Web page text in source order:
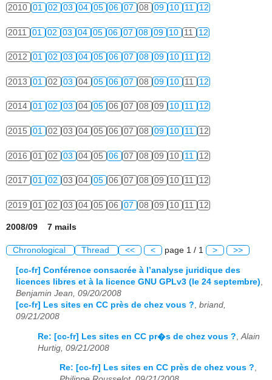
2010 01 02 03 04 05 06 07 08 09 10 11 12
2011 01 02 03 04 05 06 07 08 09 10 11 12
2012 01 02 03 04 05 06 07 08 09 10 11 12
2013 01 02 03 04 05 06 07 08 09 10 11 12
2014 01 02 03 04 05 06 07 08 09 10 11 12
2015 01 02 03 04 05 06 07 08 09 10 11 12
2016 01 02 03 04 05 06 07 08 09 10 11 12
2017 01 02 03 04 05 06 07 08 09 10 11 12
2019 01 02 03 04 05 06 07 08 09 10 11 12
2008/09 7 mails
Chronological Thread << < page 1 / 1 > >>
[cc-fr] Conférence consacrée à l’analyse juridique des
licences libres et à la licence GNU GPLv3 (le 24 septembre),
Benjamin Jean, 09/20/2008
[cc-fr] Les sites en CC près de chez vous ?, briand,
09/21/2008
Re: [cc-fr] Les sites en CC pr�s de chez vous ? Alain
Hurtig, 09/21/2008
Re: [cc-fr] Les sites en CC près de chez vous ?,